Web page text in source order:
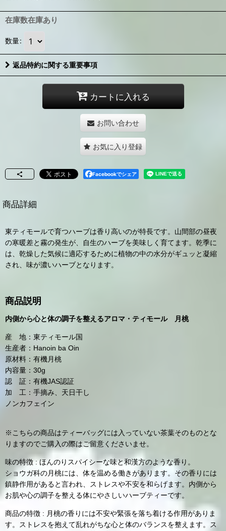
在庫数在庫あり
数量:
返品特約に関する重要事項
カートに入れる
お問い合わせ
お気に入り登録
Facebookでシェア
商品詳細
東ティモールで育つハーブは香り高いのが特長です。山間部の昼夜
の寒暖差と霧の発生が、自生のハーブを美味しく育てます。乾季に
は、乾燥した気候に適応するために植物の中の水分がギュッと凝縮
され、味が濃いハーブとなります。
商品説明
内側から心と体の調子を整えるアロマ・ティモール 月桃
産 地：東ティモール国
生産者：Hanoin ba Oin
原材料：有機月桃
内容量：30g
認 証：有機JAS認証
加 工：手摘み、天日干し
ノンカフェイン
※こちらの商品はティーバッグには入っていない茶葉そのものとな
りますのでご購入の際はご留意くださいませ。
味の特徴 : ほんのりスパイシーな味と和漢方のような香り。
ショウガ科の月桃には、体を温める働きがあります。その香りには
鎮静作用があると言われ、ストレスや不安を和らげます。内側から
お肌や心の調子を整える体にやさしいハーブティーです。
商品の特徴 : 月桃の香りには不安や緊張を落ち着ける作用がありま
す。ストレスを抱えて乱れがちな心と体のバランスを整えます。ス